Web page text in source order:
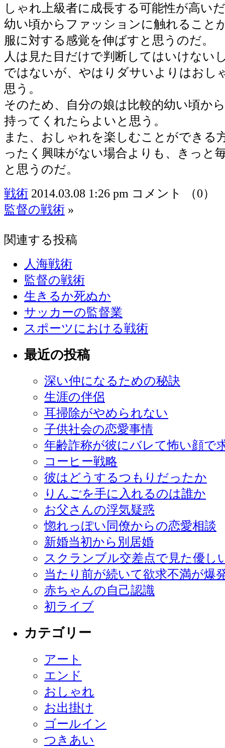
しゃれ上級者に成長する可能性が高い
幼い頃からファッションに触れること
服に対する感覚を伸ばすと思うのだ。
人は見た目だけで判断してはいけない
ではないが、やはりダサいよりはおし
思う。
そのため、自分の娘は比較的幼い頃か
持ってくれたらよいと思う。
また、おしゃれを楽しむことができる
ったく興味がない場合よりも、きっと
と思うのだ。
戦術 2014.03.08 1:26 pm コメント （0）
監督の戦術 »
関連する投稿
人海戦術
監督の戦術
生きるか死ぬか
サッカーの監督業
スポーツにおける戦術
最近の投稿
深い仲になるための秘訣
生涯の伴侶
耳掃除がやめられない
子供社会の恋愛事情
年齢詐称が彼にバレて怖い顔で
コーヒー戦略
彼はどうするつもりだったか
りんごを手に入れるのは誰か
お父さんの浮気疑惑
惚れっぽい同僚からの恋愛相談
新婚当初から別居婚
スクランブル交差点で見た優し
当たり前が続いて欲求不満が爆
赤ちゃんの自己認識
初ライブ
カテゴリー
アート
エンド
おしゃれ
お出掛け
ゴールイン
つきあい